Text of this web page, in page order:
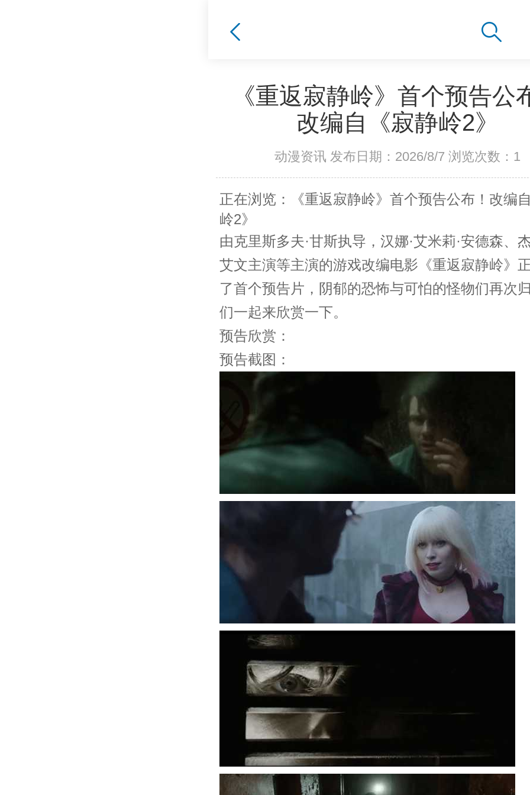
《重返寂静岭》首个预告公
改编自《寂静岭2》
动漫资讯 发布日期：2026/8/7 浏览次数： 1
正在浏览：《重返寂静岭》首个预告公布！改编
岭2》
由克里斯多夫·甘斯执导，汉娜·艾米莉·安德森、
艾文主演等主演的游戏改编电影《重返寂静岭》
了首个预告片，阴郁的恐怖与可怕的怪物们再次
们一起来欣赏一下。
预告欣赏：
预告截图：